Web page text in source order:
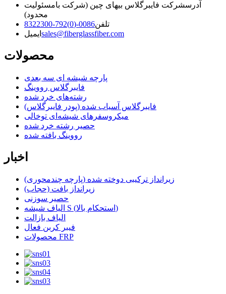
آدرسشرکت فایبرگلاس بیهای چین (شرکت بامسئولیت
محدود)
تلفن0086-(0)792-8322300
ایمیل sales@fiberglassfiber.com
محصولات
پارچه شیشه ای سه بعدی
فایبرگلاس رووینگ
رشته‌های خرد شده
فایبرگلاس آسیاب شده (پودر فایبرگلاس)
میکروسفرهای شیشه‌ای توخالی
حصیر رشته خرد شده
رووینگ بافته شده
اخبار
زیرانداز ترکیبی دوخته شده (پارچه چندمحوری)
زیرانداز بافت (حجاب)
حصیر سوزنی
الیاف شیشه S (استحکام بالا)
الیاف بازالت
فیبر کربن فعال
محصولات FRP